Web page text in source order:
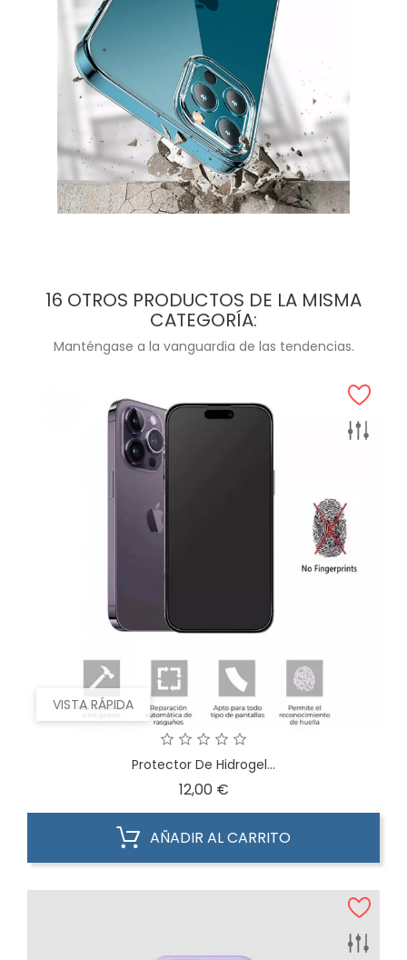
16 OTROS PRODUCTOS DE LA MISMA
CATEGORÍA:
Manténgase a la vanguardia de las tendencias.
VISTA RÁPIDA
Protector De Hidrogel...
12,00 €Precio
AÑADIR AL CARRITO